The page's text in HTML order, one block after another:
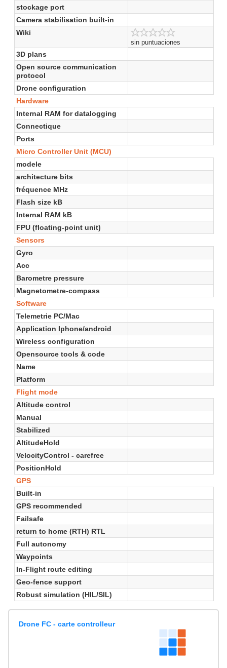
stockage port
Camera stabilisation built-in
Wiki
sin puntuaciones
3D plans
Open source communication
protocol
Drone configuration
Hardware
Internal RAM for datalogging
Connectique
Ports
Micro Controller Unit (MCU)
modele
architecture bits
fréquence MHz
Flash size kB
Internal RAM kB
FPU (floating-point unit)
Sensors
Gyro
Acc
Barometre pressure
Magnetometre-compass
Software
Telemetrie PC/Mac
Application Iphone/android
Wireless configuration
Opensource tools & code
Name
Platform
Flight mode
Altitude control
Manual
Stabilized
AltitudeHold
VelocityControl - carefree
PositionHold
GPS
Built-in
GPS recommended
Failsafe
return to home (RTH) RTL
Full autonomy
Waypoints
In-Flight route editing
Geo-fence support
Robust simulation (HIL/SIL)
Drone FC - carte controlleur